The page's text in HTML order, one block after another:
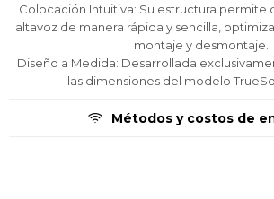
Colocación Intuitiva: Su estructura permite
altavoz de manera rápida y sencilla,
montaje y desmontaje.
Diseño a Medida: Desarrollada
las dimensiones del modelo
Métodos y costos de